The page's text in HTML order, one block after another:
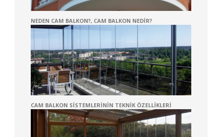
NEDEN CAM BALKON?, CAM BALKON NEDIR?
CAM BALKON SISTEMLERININ TEKNIK ÖZELLIKLERI